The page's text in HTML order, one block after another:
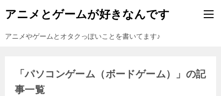
アニメとゲームが好きなんです
アニメやゲームとオタクっぽいことを書いてます♪
「パソコンゲーム（ボードゲーム）」の記
事一覧